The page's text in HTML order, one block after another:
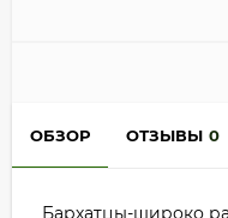
ОБЗОР ОТЗЫВЫ 0
Бархатцы-широко